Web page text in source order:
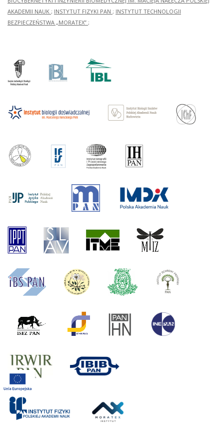
AKADEMII NAUK ; INSTYTUT FIZYKI PAN ; INSTYTUT TECHNOLOGII
BEZPIECZEŃSTWA „MORATEX” ;